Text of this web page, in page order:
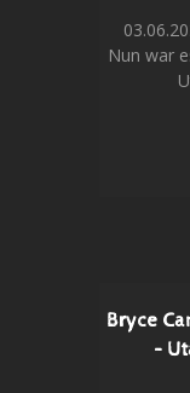
Nun war
Bryce
–